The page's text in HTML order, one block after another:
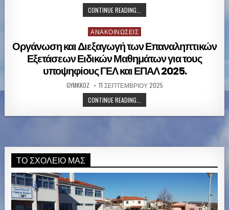
CONTINUE READING...
P
s
t
e
d
i
n
ΑΝΑΚΟΙΝΏΣΕΙΣ
Οργάνωση και Διεξαγωγή των Επαναληπτικών
Εξετάσεων Ειδικών Μαθημάτων για τους
υποψηφίους ΓΕΛ και ΕΠΑΛ 2025.
GYMKKOZ
11 ΣΕΠΤΕΜΒΡΊΟΥ 2025
CONTINUE READING...
ΤΟ ΣΧΟΛΕΊΟ ΜΑΣ